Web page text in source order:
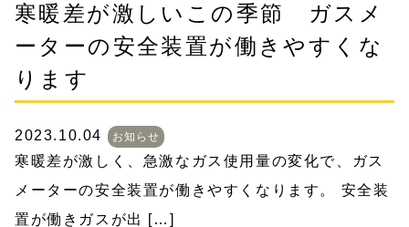
寒暖差が激しいこの季節 ガスメ
ーターの安全装置が働きやすくな
ります
2023.10.04 お知らせ
寒暖差が激しく、急激なガス使用量の変化で、ガス
メーターの安全装置が働きやすくなります。 安全装
置が働きガスが出 […]